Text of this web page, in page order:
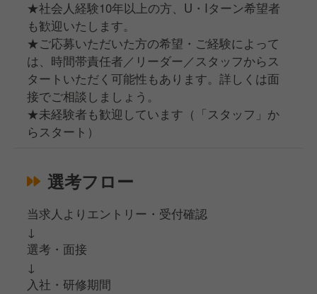
★社会人経験10年以上の方、U・Iターン希望者
も歓迎いたします。
★ご応募いただいた方の希望・ご経験によって
は、時間帯責任者／リーダー／スタッフからス
タートいただく可能性もあります。詳しくは面
接でご相談しましょう。
★未経験者も歓迎しています（「スタッフ」か
らスタート）
選考フロー
当求人よりエントリー・受付確認
↓
選考・面接
↓
入社・研修期間